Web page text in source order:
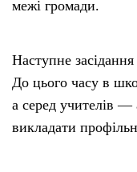
межі громади.
Наступне
До цього часу в
а серед учителів —
викладати